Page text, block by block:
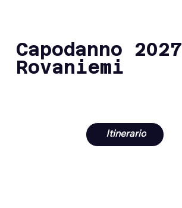
Capodanno 2027
Rovaniemi
Itinerario